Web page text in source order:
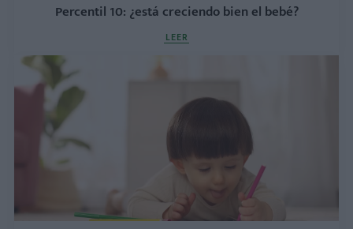
Percentil 10: ¿está creciendo bien el bebé?
LEER